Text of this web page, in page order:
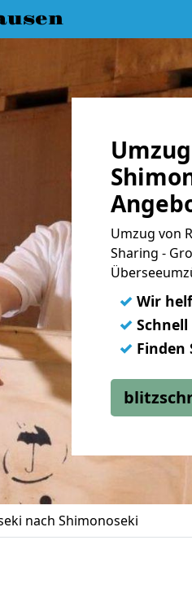
Umzug von
Sharing -
✓ Wir
✓
✓ Finden
nach Shimonoseki